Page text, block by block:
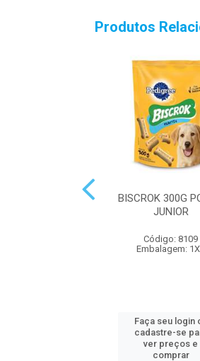
Produtos
BISCROK 300G
JUNIOR
Código: 8109
Embalagem:
Faça seu login
cadastre-se
ver preços e
comprar